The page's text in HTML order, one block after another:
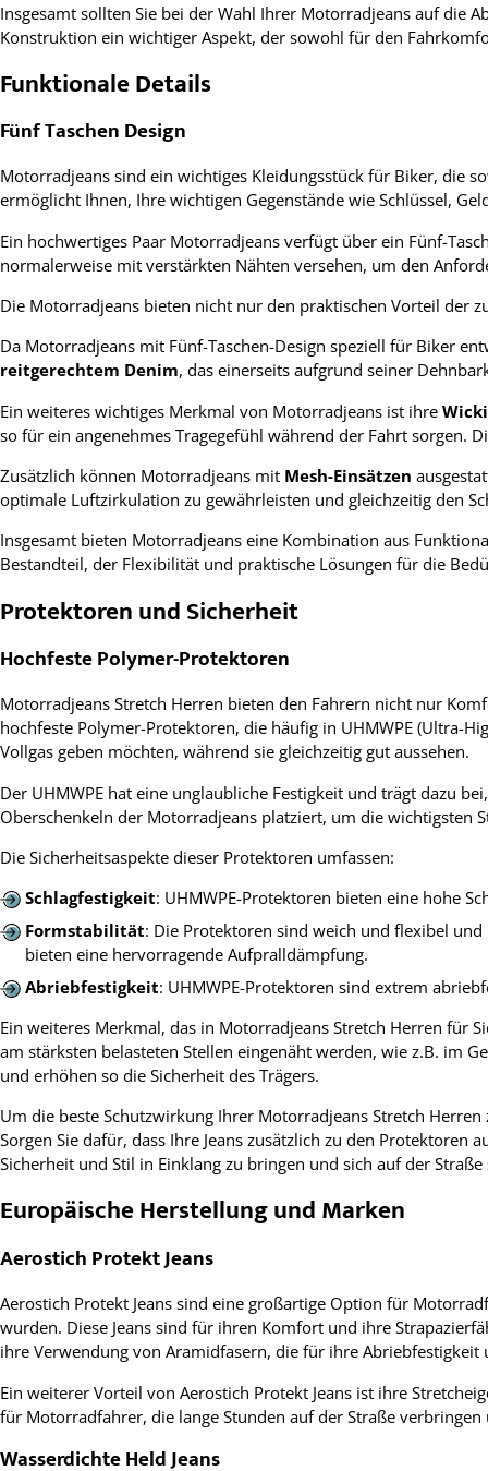
Insgesamt sollten Sie bei der Wahl Ihrer Motorradjeans auf die
Konstruktion ein wichtiger Aspekt, der sowohl für den
Funktionale Details
Fünf Taschen Design
Motorradjeans sind ein wichtiges Kleidungsstück für Biker, die
ermöglicht Ihnen, Ihre wichtigen Gegenstände wie Schlüssel,
Ein hochwertiges Paar Motorradjeans verfügt über ein Fünf-
normalerweise mit verstärkten Nähten versehen, um den
Die Motorradjeans bieten nicht nur den praktischen Vorteil der
Da Motorradjeans mit Fünf-Taschen-Design speziell für Biker
reitgerechtem Denim, das einerseits aufgrund seiner
Ein weiteres wichtiges Merkmal von Motorradjeans ist ihre
so für ein angenehmes Tragegefühl während der Fahrt sorgen.
Zusätzlich können Motorradjeans mit Mesh-Einsätzen
optimale Luftzirkulation zu gewährleisten und gleichzeitig den
Insgesamt bieten Motorradjeans eine Kombination aus
Bestandteil, der Flexibilität und praktische Lösungen für die
Protektoren und Sicherheit
Hochfeste Polymer-Protektoren
Motorradjeans Stretch Herren bieten den Fahrern nicht nur
hochfeste Polymer-Protektoren, die häufig in UHMWPE (Ultra-
Vollgas geben möchten, während sie gleichzeitig gut aussehen.
Der UHMWPE hat eine unglaubliche Festigkeit und trägt dazu
Oberschenkeln der Motorradjeans platziert, um die wichtigsten
Die Sicherheitsaspekte dieser Protektoren umfassen:
Schlagfestigkeit: UHMWPE-Protektoren bieten eine hohe
Formstabilität: Die Protektoren sind weich und flexibel
bieten eine hervorragende Aufpralldämpfung.
Abriebfestigkeit: UHMWPE-Protektoren sind extrem
Ein weiteres Merkmal, das in Motorradjeans Stretch Herren für
am stärksten belasteten Stellen eingenäht werden, wie z.B. im
und erhöhen so die Sicherheit des Trägers.
Um die beste Schutzwirkung Ihrer Motorradjeans Stretch
Sorgen Sie dafür, dass Ihre Jeans zusätzlich zu den
Sicherheit und Stil in Einklang zu bringen und sich auf der
Europäische Herstellung und Marken
Aerostich Protekt Jeans
Aerostich Protekt Jeans sind eine großartige Option für
wurden. Diese Jeans sind für ihren Komfort und ihre
ihre Verwendung von Aramidfasern, die für ihre
Ein weiterer Vorteil von Aerostich Protekt Jeans ist ihre
für Motorradfahrer, die lange Stunden auf der Straße
Wasserdichte Held Jeans